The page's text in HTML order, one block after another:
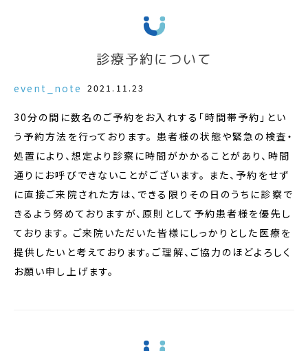
診療予約について
event_note 2021.11.23
30分の間に数名のご予約をお入れする「時間帯予約」とい
う予約方法を行っております。 患者様の状態や緊急の検査・
処置により、想定より診察に時間がかかることがあり、時間
通りにお呼びできないことがございます。 また、予約をせず
に直接ご来院された方は、できる限りその日のうちに診察で
きるよう努めておりますが、原則として予約患者様を優先し
ております。 ご来院いただいた皆様にしっかりとした医療を
提供したいと考えております。ご理解、ご協力のほどよろしく
お願い申し上げます。